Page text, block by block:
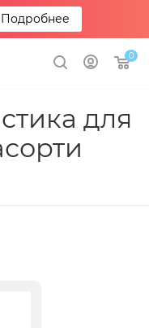
Подробнее
0
для